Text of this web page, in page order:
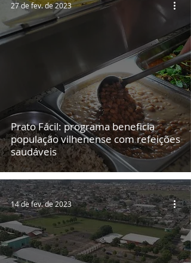
Prato Fácil: programa beneficia
população vilhenense com refeições
saudáveis
27 de fev. de 2023
14 de fev. de 2023